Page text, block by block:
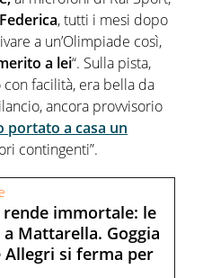
, tutti i mesi dopo
a un’Olimpiade così,
a lei“. Sulla pista,
facilità, era bella da
ancora provvisorio
portato a casa un
contingenti”.
rende immortale: le
Mattarella. Goggia
Allegri si ferma per